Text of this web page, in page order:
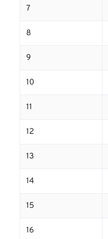
7
8
9
10
11
12
13
14
15
16